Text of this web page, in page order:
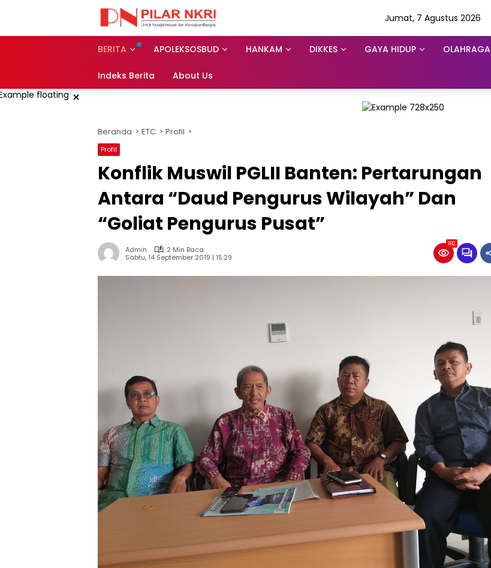
Jumat, 7 Agustus 2026
BERITA APOLEKSOSBUD HANKAM DIKKES GAYA HIDUP OLAHRAGA
Indeks Berita About Us
×
Beranda ETC Profil
Profil
Konflik Muswil PGLII Banten: Pertarungan
Antara “Daud Pengurus Wilayah” Dan
“Goliat Pengurus Pusat”
Admin
2 Min Baca
Sabtu, 14 September 2019 | 15:29
182